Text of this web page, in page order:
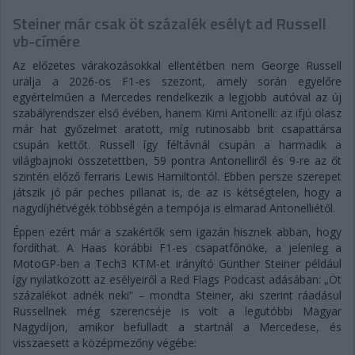
Steiner már csak öt százalék esélyt ad Russell
vb-címére
Az előzetes várakozásokkal ellentétben nem George Russell
uralja a 2026-os F1-es szezont, amely során egyelőre
egyértelműen a Mercedes rendelkezik a legjobb autóval az új
szabályrendszer első évében, hanem Kimi Antonelli: az ifjú olasz
már hat győzelmet aratott, míg rutinosabb brit csapattársa
csupán kettőt. Russell így féltávnál csupán a harmadik a
világbajnoki összetettben, 59 pontra Antonelliről és 9-re az őt
szintén előző ferraris Lewis Hamiltontól. Ebben persze szerepet
játszik jó pár peches pillanat is, de az is kétségtelen, hogy a
nagydíjhétvégék többségén a tempója is elmarad Antonelliétől.
Éppen ezért már a szakértők sem igazán hisznek abban, hogy
fordíthat. A Haas korábbi F1-es csapatfőnöke, a jelenleg a
MotoGP-ben a Tech3 KTM-et irányító Günther Steiner például
így nyilatkozott az esélyeiről a Red Flags Podcast adásában: „Öt
százalékot adnék neki” – mondta Steiner, aki szerint ráadásul
Russellnek még szerencséje is volt a legutóbbi Magyar
Nagydíjon, amikor befulladt a startnál a Mercedese, és
visszaesett a középmezőny végébe: